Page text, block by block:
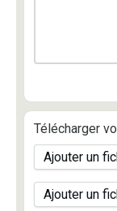
Télécharger
Ajouter un
Ajouter un